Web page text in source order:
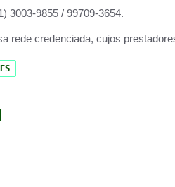
3003-9855 / 99709-3654.
rede credenciada, cujos